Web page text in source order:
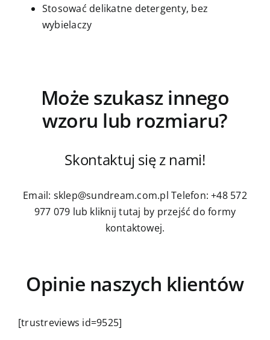
Stosować delikatne detergenty, bez
wybielaczy
Może szukasz innego
wzoru lub rozmiaru?
Skontaktuj się z nami!
Email: sklep@sundream.com.pl Telefon: +48 572
977 079 lub kliknij tutaj by przejść do formy
kontaktowej.
Opinie naszych klientów
[trustreviews id=9525]